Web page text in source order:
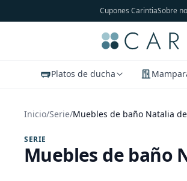
Cupones CarintiaSobre
Platos de ducha
Inicio/Serie/Muebles de baño Natalia
SERIE
Muebles de baño